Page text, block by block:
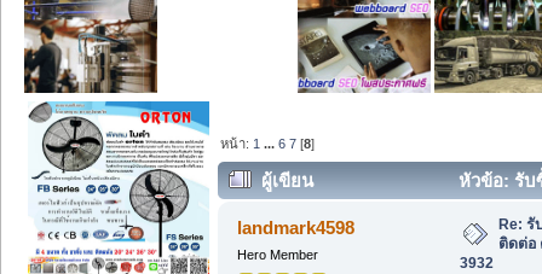
หน้า: 1 ...6 7 [8]
ผู้เขียน
หัวข้อ: รับ
928-3932 (อ่าน 24755 ครั้ง)
landmark4598
Hero Member
Re: รั
ติดต่อ
3932